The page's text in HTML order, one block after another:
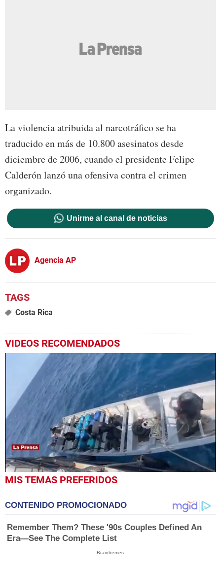
La violencia atribuida al narcotráfico se ha
traducido en más de 10.800 asesinatos desde
diciembre de 2006, cuando el presidente Felipe
Calderón lanzó una ofensiva contra el crimen
organizado.
Unirme al canal de noticias
Agencia AP
Costa Rica
VIDEOS RECOMENDADOS
0
seconds
minute,
33
seconds
MIS TEMAS PREFERIDOS
CONTENIDO PROMOCIONADO
Remember Them? These '90s Couples Defined An
Era—See The Complete List
Brainberries